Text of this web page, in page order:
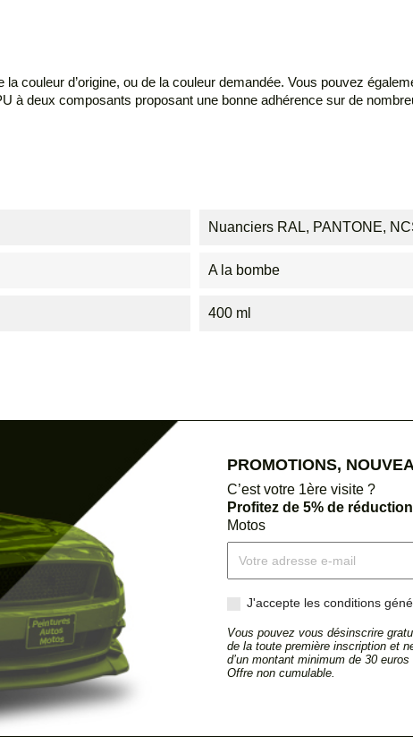
couleur d’origine, ou de la couleur demandée. Vous pouvez
à deux composants proposant une bonne adhérence sur de
Nuanciers RAL, PANTONE,
A la bombe
400 ml
PROMOTIONS,
C’est votre 1ère visite ?
Profitez de 5% de
Motos
J'accepte les conditions
Vous pouvez vous désinscrire
de la toute première inscription et
d’un montant minimum de 30
Offre non cumulable.